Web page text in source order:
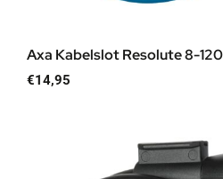
Axa Kabelslot Resolute 8-
€14,95